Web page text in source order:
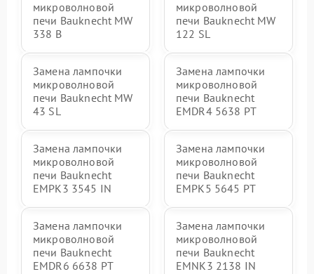
микроволновой
печи Bauknecht MW
338 B
микроволновой
печи Bauknecht MW
122 SL
Замена лампочки
микроволновой
печи Bauknecht MW
43 SL
Замена лампочки
микроволновой
печи Bauknecht
EMDR4 5638 PT
Замена лампочки
микроволновой
печи Bauknecht
EMPK3 3545 IN
Замена лампочки
микроволновой
печи Bauknecht
EMPK5 5645 PT
Замена лампочки
микроволновой
печи Bauknecht
EMDR6 6638 PT
Замена лампочки
микроволновой
печи Bauknecht
EMNK3 2138 IN